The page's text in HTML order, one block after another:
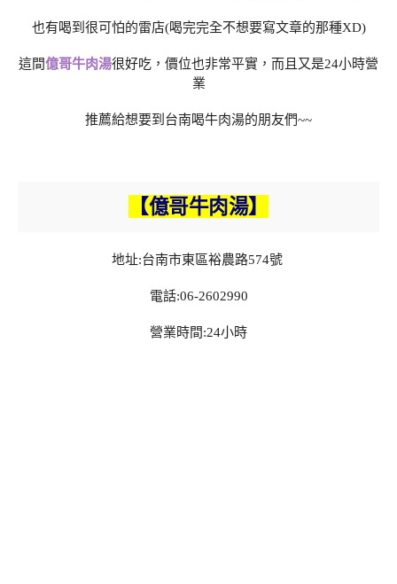
也有喝到很可怕的雷店(喝完完全不想要寫文章的那種XD)
這間億哥牛肉湯很好吃，價位也非常平實，而且又是24小時營
業
推薦給想要到台南喝牛肉湯的朋友們~~
【億哥牛肉湯】
地址:台南市東區裕農路574號
電話:06-2602990
營業時間:24小時